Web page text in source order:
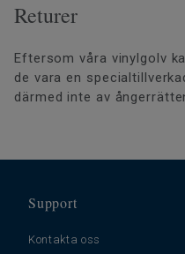
Returer
Eftersom våra vinylgolv
de vara en
därmed inte av
Support
Kontakta oss